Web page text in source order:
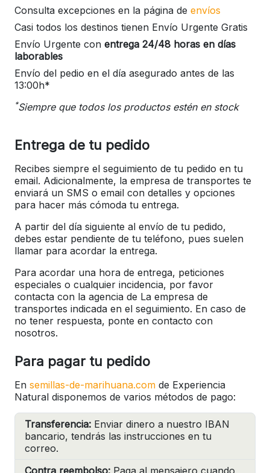
Consulta excepciones en la página de envíos
Casi todos los destinos tienen Envío Urgente Gratis
Envío Urgente con entrega 24/48 horas en días
laborables
Envío del pedio en el día asegurado antes de las
13:00h*
*Siempre que todos los productos estén en stock
Entrega de tu pedido
Recibes siempre el seguimiento de tu pedido en tu
email. Adicionalmente, la empresa de transportes te
enviará un SMS o email con detalles y opciones
para hacer más cómoda tu entrega.
A partir del día siguiente al envío de tu pedido,
debes estar pendiente de tu teléfono, pues suelen
llamar para acordar la entrega.
Para acordar una hora de entrega, peticiones
especiales o cualquier incidencia, por favor
contacta con la agencia de La empresa de
transportes indicada en el seguimiento. En caso de
no tener respuesta, ponte en contacto con
nosotros.
Para pagar tu pedido
En semillas-de-marihuana.com de Experiencia
Natural disponemos de varios métodos de pago:
Transferencia: Enviar dinero a nuestro IBAN
bancario, tendrás las instrucciones en tu
correo.
Contra reembolso: Paga al mensajero cuando